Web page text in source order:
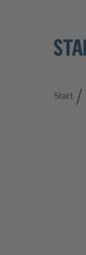
Start
Start /